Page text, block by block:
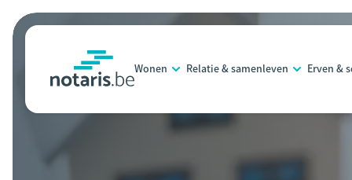
Overslaan
en
inhoud
Wonen Relatie & samenleven Erven &